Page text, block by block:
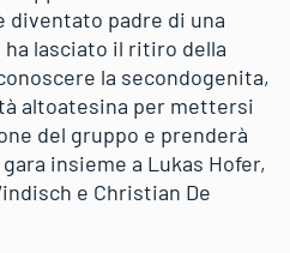
diventato padre di una
lasciato il ritiro della
la secondogenita,
altoatesina per mettersi
del gruppo e prenderà
insieme a Lukas Hofer,
e Christian De